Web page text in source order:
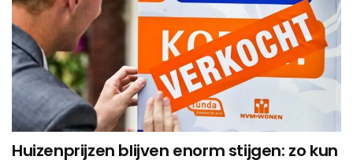
Huizenprijzen blijven enorm stijgen: zo kun